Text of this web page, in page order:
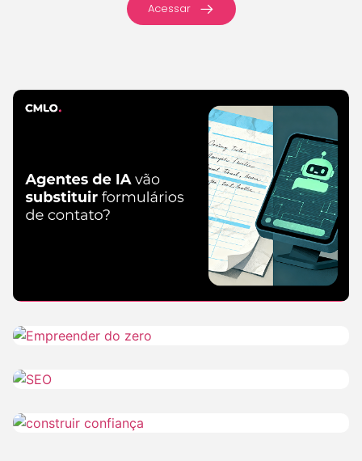
Acessar
IA
agosto de
2026
CMLO Do Zero
SEO